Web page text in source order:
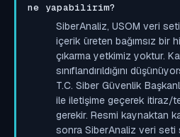
ne yapabilirim?
SiberAnaliz, USOM veri
içerik üreten bağımsız bir
çıkarma yetkimiz yoktur.
sınıflandırıldığını
T.C. Siber Güvenlik
ile iletişime geçerek itiraz/
gerekir. Resmi kaynaktan
sonra SiberAnaliz veri seti